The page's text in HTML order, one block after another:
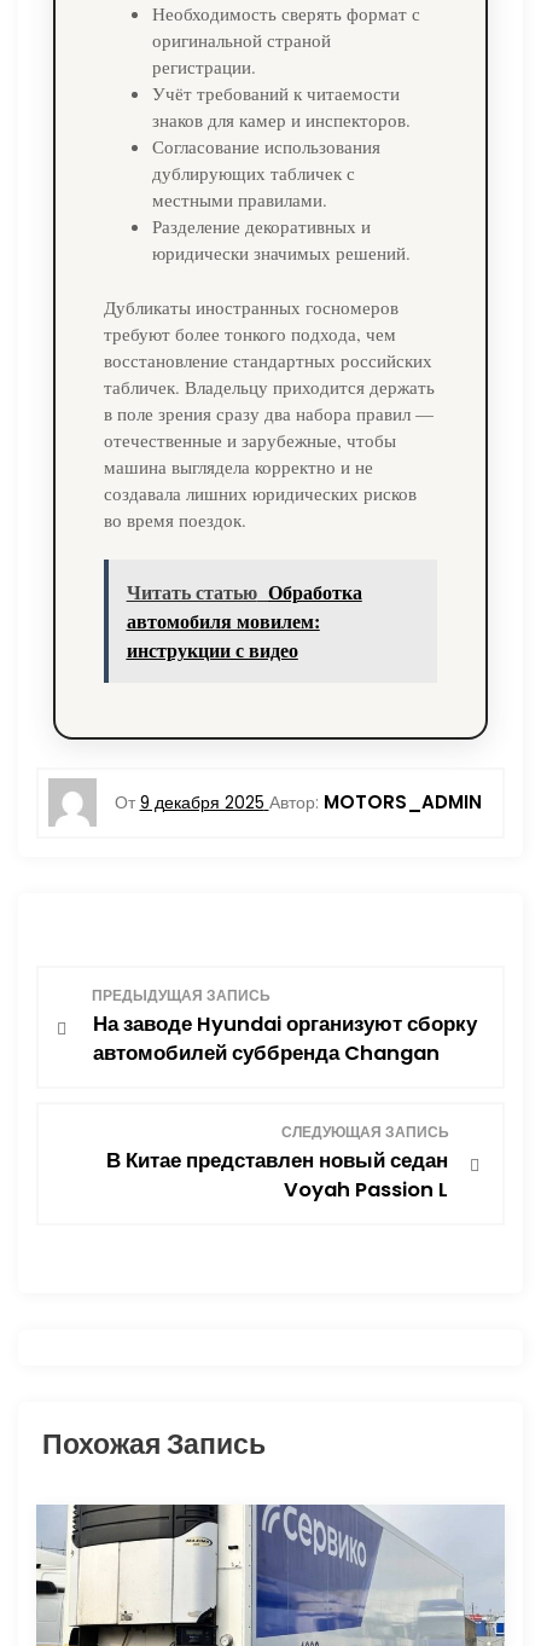
Необходимость сверять формат с
оригинальной страной
регистрации.
Учёт требований к читаемости
знаков для камер и инспекторов.
Согласование использования
дублирующих табличек с
местными правилами.
Разделение декоративных и
юридически значимых решений.
Дубликаты иностранных госномеров
требуют более тонкого подхода, чем
восстановление стандартных российских
табличек. Владельцу приходится держать
в поле зрения сразу два набора правил —
отечественные и зарубежные, чтобы
машина выглядела корректно и не
создавала лишних юридических рисков
во время поездок.
Читать статью Обработка
автомобиля мовилем:
инструкции с видео
От 9 декабря 2025 Автор: MOTORS_ADMIN
я
о
з
ПРЕДЫДУЩАЯ ЗАПИСЬ
На заводе Hyundai организуют сборку
автомобилей суббренда Changan
СЛЕДУЮЩАЯ ЗАПИСЬ
В Китае представлен новый седан
Voyah Passion L
Похожая Запись